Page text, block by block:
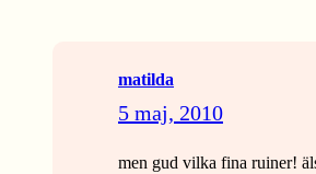
matilda
5 maj, 2010
men gud vilka fina ruiner!